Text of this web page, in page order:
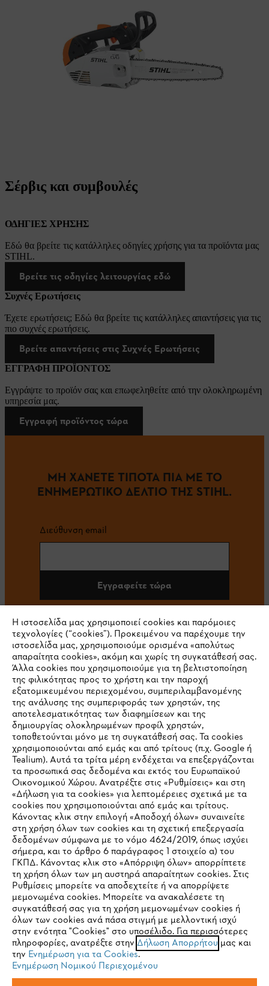
Σέρβις και συμβουλές
ΟΔΗΓΙΕΣ ΧΡΗΣΗΣ
Εδώ θα βρείτε τις κατάλληλες οδηγίες χρήσης για τα προϊόντα μας
STIHL.
Βρείτε τις οδηγίες λειτουργίας εδώ
Συχνές Ερωτήσεις
Έχετε ερωτήσεις; Εδώ θα βρείτε τις κατάλληλες απαντήσεις για τις
πιο συχνές ερωτήσεις.
Βρείτε απαντήσεις στις Συχνές Ερωτήσεις
ΕΓΓΡΑΦΗ ΠΡΟΪΟΝΤΟΣ
Εγγράψτε το προϊόν σας και επωφεληθείτε από την ολοκληρωμένη
υπηρεσία μας.
Εγγραφή προϊόντος τώρα
ΜΗ ΧΑΝΕΤΕ ΤΙΠΟΤΑ ΠΙΑ ΜΕ ΤΟ
ΕΝΗΜΕΡΩΤΙΚΟ ΔΕΛΤΙΟ ΤΗΣ STIHL.
Διεύθυνση email
Εγγραφείτε τώρα
#STIHL
Εταιρεία
STIHL Συχνές ερωτήσεις
Service
Πολιτική απορρήτου Νομικό κείμενο Cookies
Νομικές πληροφορίες
ANDREAS STIHL ΜΟΝΟΠΡΟΣΩΠΗ A.E
IHR BROWSER WIRD NICHT
UNTERSTÜTZT
Sie nutzen einen Browser, den wir noch nicht unterstützen. Für
eine optimale Nutzung unserer Seite empfehlen wir Ihnen, zu
einem der folgenden Browser zu wechseln:
Firefox Chrome
Η ιστοσελίδα μας χρησιμοποιεί cookies και παρόμοιες
τεχνολογίες (“cookies”). Προκειμένου να παρέχουμε την
ιστοσελίδα μας, χρησιμοποιούμε ορισμένα «απολύτως
απαραίτητα cookies», ακόμη και χωρίς τη συγκατάθεσή σας.
Άλλα cookies που χρησιμοποιούμε για τη βελτιστοποίηση
της φιλικότητας προς το χρήστη και την παροχή
εξατομικευμένου περιεχομένου, συμπεριλαμβανομένης
της ανάλυσης της συμπεριφοράς των χρηστών, της
αποτελεσματικότητας των διαφημίσεων και της
δημιουργίας ολοκληρωμένων προφίλ χρηστών,
τοποθετούνται μόνο με τη συγκατάθεσή σας. Τα cookies
χρησιμοποιούνται από εμάς και από τρίτους (π.χ. Google ή
Tealium). Αυτά τα τρίτα μέρη ενδέχεται να επεξεργάζονται
τα προσωπικά σας δεδομένα και εκτός του Ευρωπαϊκού
Οικονομικού Χώρου. Ανατρέξτε στις «Ρυθμίσεις» και στη
«Δήλωση για τα cookies» για λεπτομέρειες σχετικά με τα
cookies που χρησιμοποιούνται από εμάς και τρίτους.
Κάνοντας κλικ στην επιλογή «Αποδοχή όλων» συναινείτε
στη χρήση όλων των cookies και τη σχετική επεξεργασία
δεδομένων σύμφωνα με το νόμο 4624/2019, όπως ισχύει
σήμερα, και το άρθρο 6 παράγραφος 1 στοιχείο α) του
ΓΚΠΔ. Κάνοντας κλικ στο «Απόρριψη όλων» απορρίπτετε
τη χρήση όλων των μη αυστηρά απαραίτητων cookies. Στις
Ρυθμίσεις μπορείτε να αποδεχτείτε ή να απορρίψετε
μεμονωμένα cookies. Μπορείτε να ανακαλέσετε τη
συγκατάθεσή σας για τη χρήση μεμονωμένων cookies ή
όλων των cookies ανά πάσα στιγμή με μελλοντική ισχύ
στην ενότητα "Cookies" στο υποσέλιδο. Για περισσότερες
πληροφορίες, ανατρέξτε στην Δήλωση Απορρήτου μας και
την Ενημέρωση για τα Cookies.
Ενημέρωση Νομικού Περιεχομένου